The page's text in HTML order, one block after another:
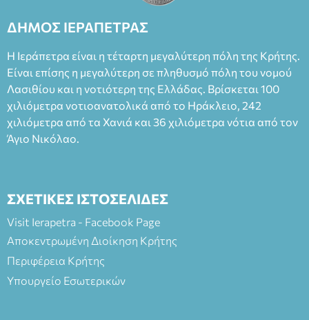
Καπουράνη, νικητή του βραβείου Δημήτρης Χορν 2022-
Φεδερίκο. Σκηνοθεσία: Βαγγέλης Θεοδωρόπουλος Είσοδος: :
άνω των 65 Προπώληση: Βιβλιοπωλείο Πάπυρος (Πλατεία
Πλαστήρα), E&G Mini market (Δημοκρατίας 39 Ιεράπετρα)
και στο more.com Χώρος: 3ο Γυμνάσιο Ιεράπετρας
(Είσοδος ΕΠΑ.Λ.) Έναρξη 21:15 Οργάνωση: ΚΝΩΣΟΣ
ΘΕΑΤΡΙΚΕΣ ΠΑΡΑΓΩΓΕΣ ΕΕ
ΔΗΜΟΣ ΙΕΡΑΠΕΤΡΑΣ
Η Ιεράπετρα είναι η τέταρτη μεγαλύτερη πόλη της Κρήτης.
Είναι επίσης η μεγαλύτερη σε πληθυσμό πόλη του νομού
Λασιθίου και η νοτιότερη της Ελλάδας. Βρίσκεται 100
χιλιόμετρα νοτιοανατολικά από το Ηράκλειο, 242
χιλιόμετρα από τα Χανιά και 36 χιλιόμετρα νότια από τον
Άγιο Νικόλαο.
ΣΧΕΤΙΚΕΣ ΙΣΤΟΣΕΛΙΔΕΣ
Visit Ierapetra - Facebook Page
Αποκεντρωμένη Διοίκηση Κρήτης
Περιφέρεια Κρήτης
Υπουργείο Εσωτερικών